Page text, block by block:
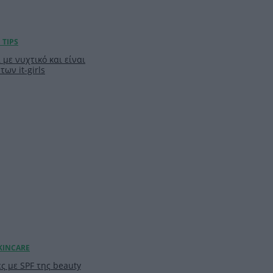
νυχτικό και είναι
it-girls
με SPF της beauty